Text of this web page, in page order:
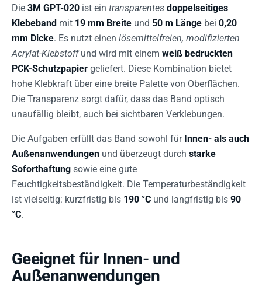
Die 3M GPT-020 ist ein transparentes doppelseitiges
Klebeband mit 19 mm Breite und 50 m Länge bei 0,20
mm Dicke. Es nutzt einen lösemittelfreien, modifizierten
Acrylat-Klebstoffund wird mit einem weiß bedruckten
PCK-Schutzpapier geliefert. Diese Kombination bietet
hohe Klebkraft über eine breite Palette von Oberflächen.
Die Transparenz sorgt dafür, dass das Band optisch
unaufällig bleibt, auch bei sichtbaren Verklebungen.
Die Aufgaben erfüllt das Band sowohl für Innen- als auch
Außenanwendungen und überzeugt durch starke
Soforthaftung sowie eine gute
Feuchtigkeitsbeständigkeit. Die Temperaturbeständigkeit
ist vielseitig: kurzfristig bis 190 °C und langfristig bis 90
°C.
Geeignet für Innen- und
Außenanwendungen